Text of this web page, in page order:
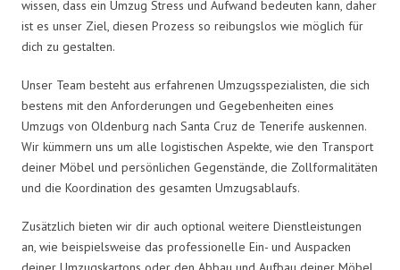
wissen, dass ein Umzug Stress und Aufwand bedeuten kann, daher
ist es unser Ziel, diesen Prozess so reibungslos wie möglich für
dich zu gestalten.
Unser Team besteht aus erfahrenen Umzugsspezialisten, die sich
bestens mit den Anforderungen und Gegebenheiten eines
Umzugs von Oldenburg nach Santa Cruz de Tenerife auskennen.
Wir kümmern uns um alle logistischen Aspekte, wie den Transport
deiner Möbel und persönlichen Gegenstände, die Zollformalitäten
und die Koordination des gesamten Umzugsablaufs.
Zusätzlich bieten wir dir auch optional weitere Dienstleistungen
an, wie beispielsweise das professionelle Ein- und Auspacken